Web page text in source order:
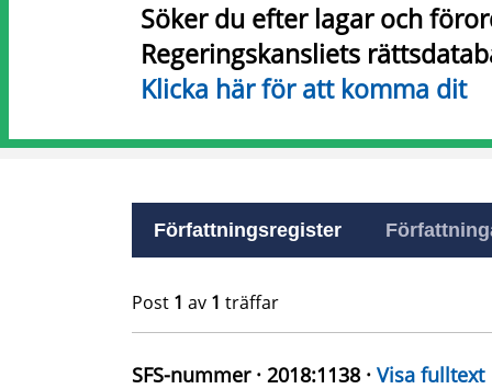
Söker du efter lagar och
Regeringskansliets
Klicka här för att komma dit
Författningsregister
Post 1 av 1 träffar
SFS-nummer · 2018:1138 · Visa fulltext